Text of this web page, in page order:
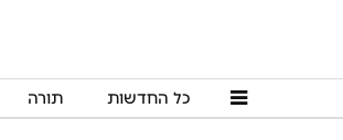
כל החדשות תורה